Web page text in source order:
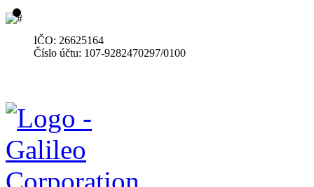
IČO: 26625164
Číslo účtu: 107-9282470297/0100